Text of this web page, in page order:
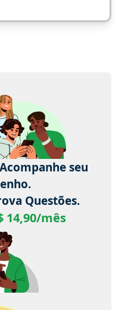
seu
Questões.
14,90/mês